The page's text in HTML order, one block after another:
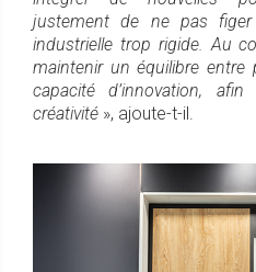
justement de ne pas
industrielle trop rigide. Au
maintenir un équilibre entre
capacité d’innovation,
créativité », ajoute-t-il.